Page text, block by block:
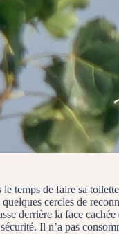
temps de faire sa
cercles de
derrière la face
Il n’a pas